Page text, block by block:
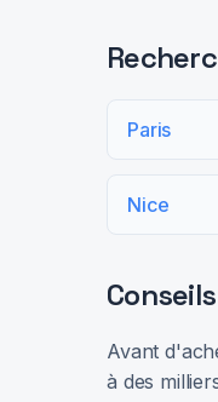
Paris
Nice
Avant
à des